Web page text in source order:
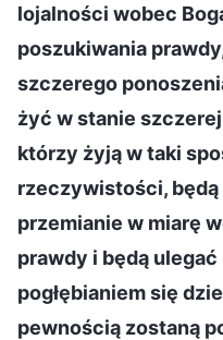
lojalności wobec
poszukiwania
szczerego
żyć w stanie szczerej
którzy żyją w taki
rzeczywistości,
przemianie w miarę
prawdy i będą
pogłębianiem się
pewnością zostaną